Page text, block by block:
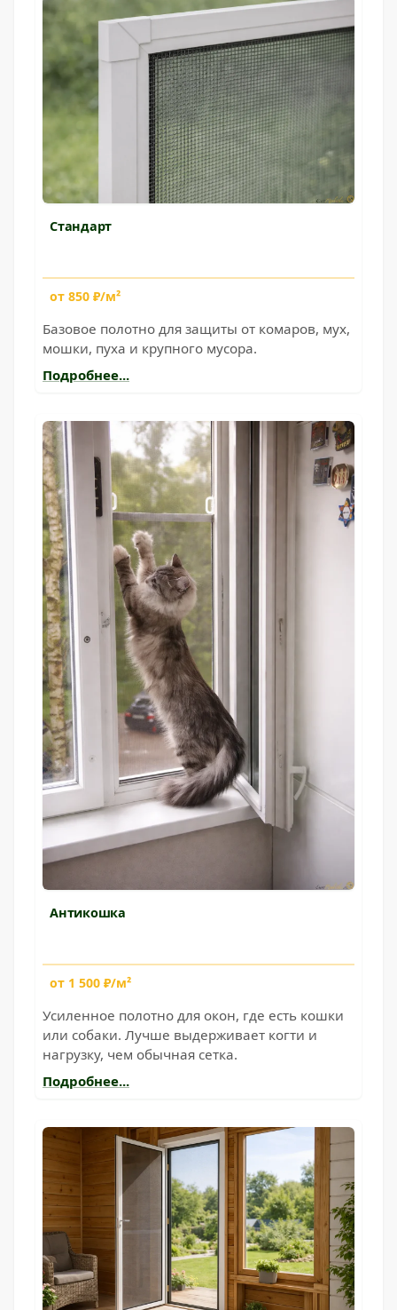
Стандарт
от 850 ₽/м²
Базовое полотно для защиты от комаров, мух,
мошки, пуха и крупного мусора.
Подробнее...
Антикошка
от 1 500 ₽/м²
Усиленное полотно для окон, где есть кошки
или собаки. Лучше выдерживает когти и
нагрузку, чем обычная сетка.
Подробнее...